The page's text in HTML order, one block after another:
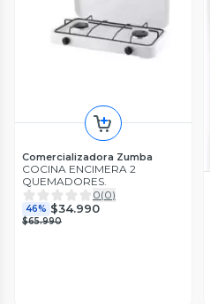
Comercializadora Zumba
COCINA ENCIMERA 2
QUEMADORES.
0(0)
46% $34.990
$65.990